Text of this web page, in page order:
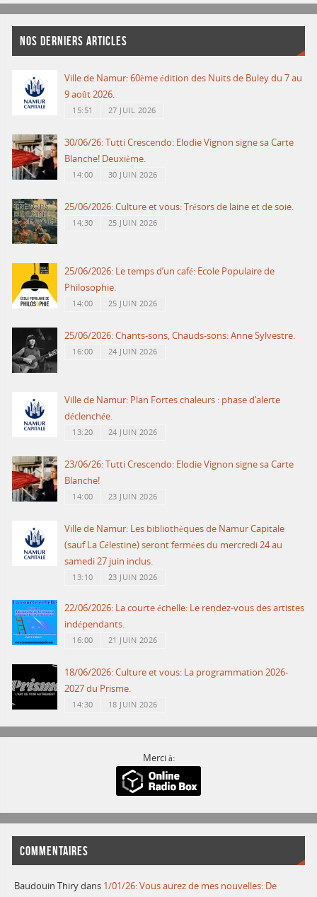
NOS DERNIERS ARTICLES
Ville de Namur: 60ème édition des Nuits de Buley du 7 au
9 août 2026.
15:51 27 JUIL 2026
30/06/26: Tutti Crescendo: Elodie Vignon signe sa Carte
Blanche! Deuxième.
14:00 30 JUIN 2026
25/06/2026: Culture et vous: Trésors de laine et de soie.
14:30 25 JUIN 2026
25/06/2026: Le temps d’un café: Ecole Populaire de
Philosophie.
14:00 25 JUIN 2026
25/06/2026: Chants-sons, Chauds-sons: Anne Sylvestre.
16:00 24 JUIN 2026
Ville de Namur: Plan Fortes chaleurs : phase d’alerte
déclenchée.
13:20 24 JUIN 2026
23/06/26: Tutti Crescendo: Elodie Vignon signe sa Carte
Blanche!
14:00 23 JUIN 2026
Ville de Namur: Les bibliothèques de Namur Capitale
(sauf La Célestine) seront fermées du mercredi 24 au
samedi 27 juin inclus.
13:10 23 JUIN 2026
22/06/2026: La courte échelle: Le rendez-vous des artistes
indépendants.
16:00 21 JUIN 2026
18/06/2026: Culture et vous: La programmation 2026-
2027 du Prisme.
14:30 18 JUIN 2026
Merci à:
COMMENTAIRES
Baudouin Thirydans 1/01/26: Vous aurez de mes nouvelles: De